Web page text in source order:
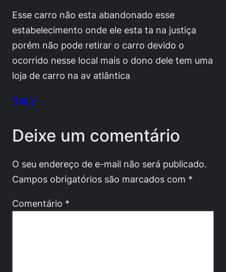
Esse carro não esta abandonado esse
estabelecimento onde ele esta ta na justiça
porém não pode retirar o carro devido o
ocorrido nesse local mais o dono dele tem uma
loja de carro na av atlântica
Reply
Deixe um comentário
O seu endereço de e-mail não será publicado.
Campos obrigatórios são marcados com *
Comentário *